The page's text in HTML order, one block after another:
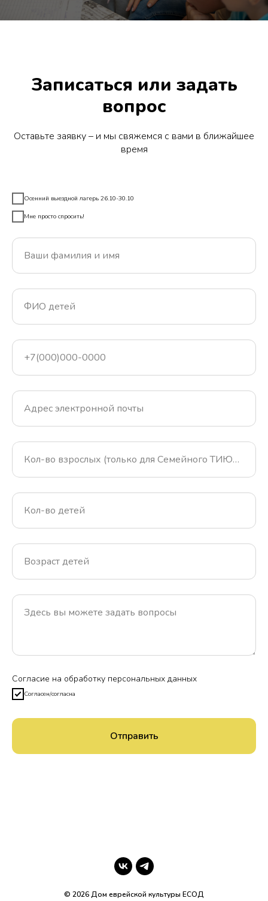
Записаться или задать
вопрос
Оставьте заявку – и мы свяжемся с вами в ближайшее
время
Осенний выездной лагерь 26.10-30.10
Мне просто спросить!
Ваши фамилия и имя
ФИО детей
+7(000)000-0000
Адрес электронной почты
Кол-во взрослых (только для Семейного ТИЮЛЯ)
Кол-во детей
Возраст детей
Здесь вы можете задать вопросы
Согласие на обработку персональных данных
Согласен/согласна
Отправить
© 2026 Дом еврейской культуры ЕСОД